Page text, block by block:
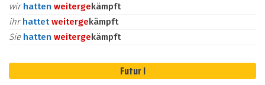
wirhatten weitergekämpft
ihrhattetweitergekämpft
Sie hatten weitergekämpft
Futur I